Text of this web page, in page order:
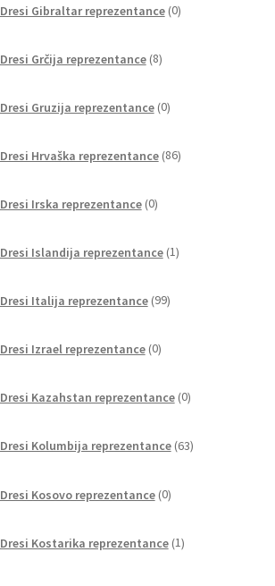
Dresi Gibraltar reprezentance 0izdelkov
Dresi Grčija reprezentance 8izdelkov
Dresi Gruzija reprezentance 0izdelkov
Dresi Hrvaška reprezentance 86izdelkov
Dresi Irska reprezentance 0izdelkov
Dresi Islandija reprezentance 1izdelek
Dresi Italija reprezentance 99izdelkov
Dresi Izrael reprezentance 0izdelkov
Dresi Kazahstan reprezentance 0izdelkov
Dresi Kolumbija reprezentance 63izdelkov
Dresi Kosovo reprezentance 0izdelkov
Dresi Kostarika reprezentance 1izdelek